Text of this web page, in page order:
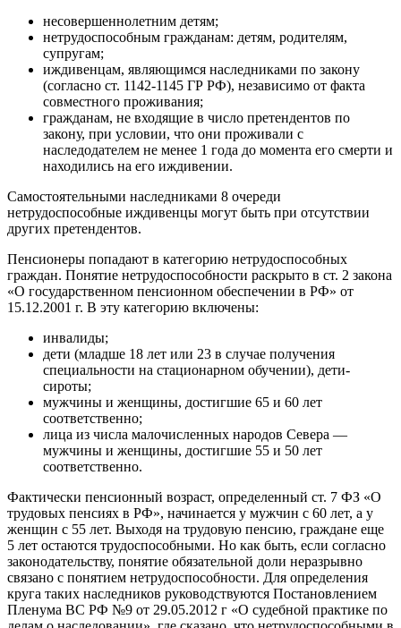
несовершеннолетним детям;
нетрудоспособным гражданам: детям, родителям,
супругам;
иждивенцам, являющимся наследниками по закону
(согласно ст. 1142-1145 ГР РФ), независимо от факта
совместного проживания;
гражданам, не входящие в число претендентов по
закону, при условии, что они проживали с
наследодателем не менее 1 года до момента его смерти и
находились на его иждивении.
Самостоятельными наследниками 8 очереди
нетрудоспособные иждивенцы могут быть при отсутствии
других претендентов.
Пенсионеры попадают в категорию нетрудоспособных
граждан. Понятие нетрудоспособности раскрыто в ст. 2 закона
«О государственном пенсионном обеспечении в РФ» от
15.12.2001 г. В эту категорию включены:
инвалиды;
дети (младше 18 лет или 23 в случае получения
специальности на стационарном обучении), дети-
сироты;
мужчины и женщины, достигшие 65 и 60 лет
соответственно;
лица из числа малочисленных народов Севера —
мужчины и женщины, достигшие 55 и 50 лет
соответственно.
Фактически пенсионный возраст, определенный ст. 7 ФЗ «О
трудовых пенсиях в РФ», начинается у мужчин с 60 лет, а у
женщин с 55 лет. Выходя на трудовую пенсию, граждане еще
5 лет остаются трудоспособными. Но как быть, если согласно
законодательству, понятие обязательной доли неразрывно
связано с понятием нетрудоспособности. Для определения
круга таких наследников руководствуются Постановлением
Пленума ВС РФ №9 от 29.05.2012 г «О судебной практике по